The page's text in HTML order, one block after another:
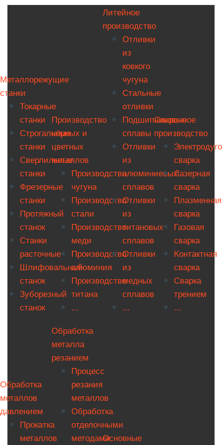
Металлорежущие
станки
Токарные
станки
Строгальные
станки
Сверлильные
станки
Фрезерные
станки
Протяжный
станок
Станки
расточные
Шлифовальный
станок
Зуборезный
станок
Производство
чёрных и
цветных
металлов
Производство
чугуна
Производство
стали
Производство
меди
Производство
алюминия
Производство
титана
...
Литейное
производство
Отливки
из
ковкого
чугуна
Стальные
отливки
Подшипниковые
сплавы
Отливки
из
алюминиевых
сплавов
Отливки
из
титановых
сплавов
Отливки
из
медных
сплавов
...
Сварочное
производство
сварка
Лазерная
сварка
Плазменная
сварка
Газовая
сварка
Контактная
сварка
Сварка
трением
...
Обработка
металлов
давлением
Прокатка
металлов
Обработка
металла
резанием
Процесс
резания
металлов
Обработка
отделочными
методамиОсновные